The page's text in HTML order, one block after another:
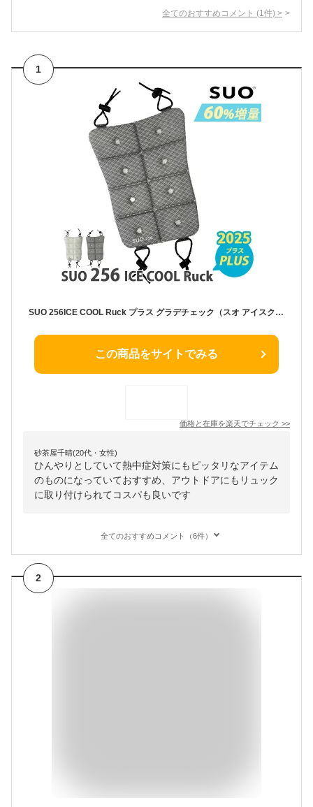
全てのおすすめコメント (1 件) >
1
SUO 256ICE COOL Ruck プラス グラデチェック（スオ アイスクール リュック 背中 ひんやり 熱中症対策 暑さ対策 炎天下 ランドセル 登下校 通勤 アウトドア クール ユニセックス）【メール便送料無料】【海外×】
この商品をサイトでみる
価格と在庫を楽天でチェック >>
砂茶屋千晴(20代・女性)
ひんやりとしていて熱中症対策にもピッタリなアイテム
のものになっていておすすめ、アウトドアにもリュック
に取り付けられてコスパも良いです
全てのおすすめコメント（6件）
2